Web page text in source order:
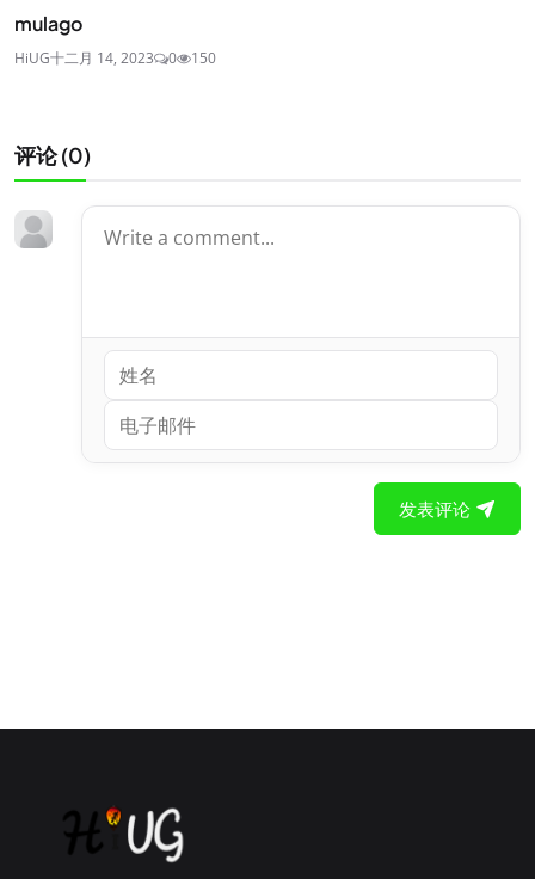
mulago
HiUG十二月 14, 2023 0 150
评论 (0)
发表评论